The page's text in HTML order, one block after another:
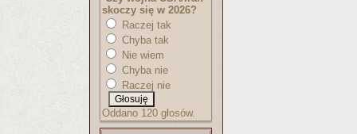
skoczy się w 2026?
Raczej tak
Chyba tak
Nie wiem
Chyba nie
Raczej nie
Oddano 120 głosów.